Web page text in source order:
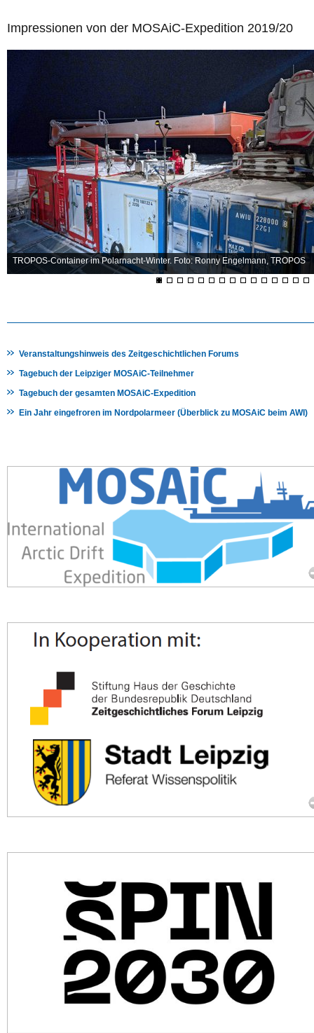
Impressionen von der MOSAiC-Expedition 2019/20
TROPOS-Container im Polarnacht-Winter. Foto: Ronny Engelmann, TROPOS
Veranstaltungshinweis des Zeitgeschichtlichen Forums
Tagebuch der Leipziger MOSAiC-Teilnehmer
Tagebuch der gesamten MOSAiC-Expedition
Ein Jahr eingefroren im Nordpolarmeer (Überblick zu MOSAiC beim AWI)